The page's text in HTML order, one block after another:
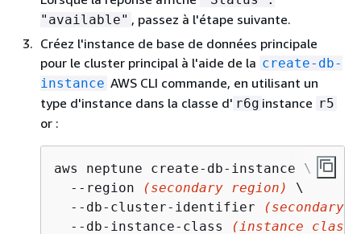
"available" , passez à l'étape suivante.
Créez l'instance de base de données principale
pour le cluster principal à l'aide de la create-db-
instance AWS CLI commande, en utilisant un
type d'instance dans la classe d' r6g instance r5
or :
aws neptune create-db-instance \
  --region
(secondary region)
\
  --db-cluster-identifier
(secondary
  --db-instance-class
(instance class)